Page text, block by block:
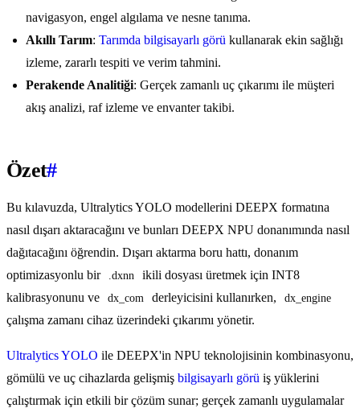
navigasyon, engel algılama ve nesne tanıma.
Akıllı Tarım: Tarımda bilgisayarlı görü kullanarak ekin sağlığı
izleme, zararlı tespiti ve verim tahmini.
Perakende Analitiği: Gerçek zamanlı uç çıkarımı ile müşteri
akış analizi, raf izleme ve envanter takibi.
Özet#
Bu kılavuzda, Ultralytics YOLO modellerini DEEPX formatına
nasıl dışarı aktaracağını ve bunları DEEPX NPU donanımında nasıl
dağıtacağını öğrendin. Dışarı aktarma boru hattı, donanım
optimizasyonlu bir
.dxnn
ikili dosyası üretmek için INT8
kalibrasyonunu ve
dx_com derleyicisini kullanırken, dx_engine
çalışma zamanı cihaz üzerindeki çıkarımı yönetir.
Ultralytics YOLO ile DEEPX'in NPU teknolojisinin kombinasyonu,
gömülü ve uç cihazlarda gelişmiş bilgisayarlı görü iş yüklerini
çalıştırmak için etkili bir çözüm sunar; gerçek zamanlı uygulamalar